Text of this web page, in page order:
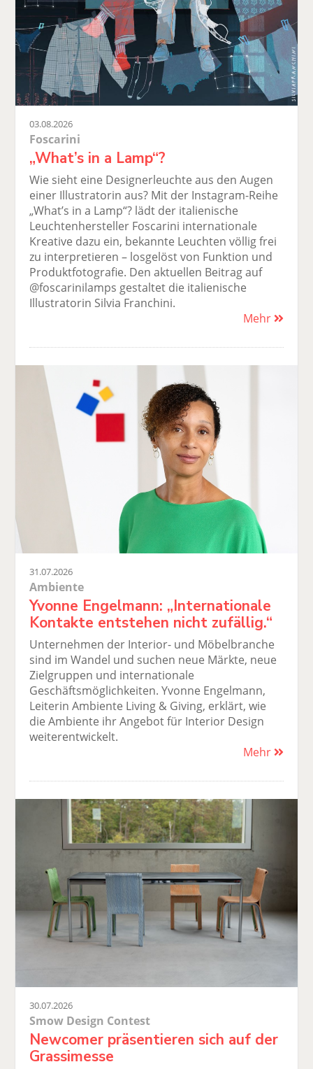
03.08.2026
Foscarini
„What’s in a Lamp“?
Wie sieht eine Designerleuchte aus den Augen
einer Illustratorin aus? Mit der Instagram-Reihe
„What’s in a Lamp“? lädt der italienische
Leuchtenhersteller Foscarini internationale
Kreative dazu ein, bekannte Leuchten völlig frei
zu interpretieren – losgelöst von Funktion und
Produktfotografie. Den aktuellen Beitrag auf
@foscarinilamps gestaltet die italienische
Illustratorin Silvia Franchini.
Mehr
31.07.2026
Ambiente
Yvonne Engelmann: „Internationale
Kontakte entstehen nicht zufällig.“
Unternehmen der Interior- und Möbelbranche
sind im Wandel und suchen neue Märkte, neue
Zielgruppen und internationale
Geschäftsmöglichkeiten. Yvonne Engelmann,
Leiterin Ambiente Living & Giving, erklärt, wie
die Ambiente ihr Angebot für Interior Design
weiterentwickelt.
Mehr
30.07.2026
Smow Design Contest
Newcomer präsentieren sich auf der
Grassimesse